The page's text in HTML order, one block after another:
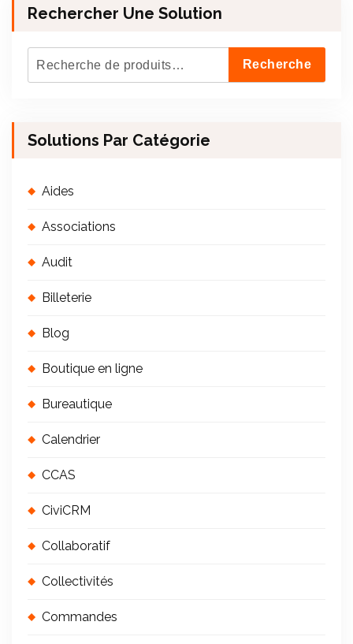
Rechercher Une Solution
e
e
c
e
p
u
:
Recherche
Solutions Par Catégorie
Aides
Associations
Audit
Billeterie
Blog
Boutique en ligne
Bureautique
Calendrier
CCAS
CiviCRM
Collaboratif
Collectivités
Commandes